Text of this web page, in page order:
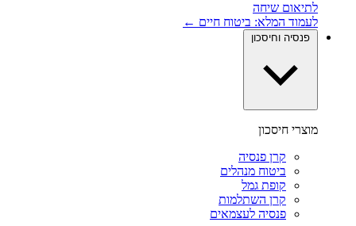
לתיאום שיחה
לעמוד המלא: ביטוח חיים ←
פנסיה וחיסכון
מוצרי חיסכון
קרן פנסיה
ביטוח מנהלים
קופת גמל
קרן השתלמות
פנסיה לעצמאים